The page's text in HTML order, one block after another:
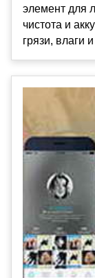
элемент для
чистота и
грязи, влаги